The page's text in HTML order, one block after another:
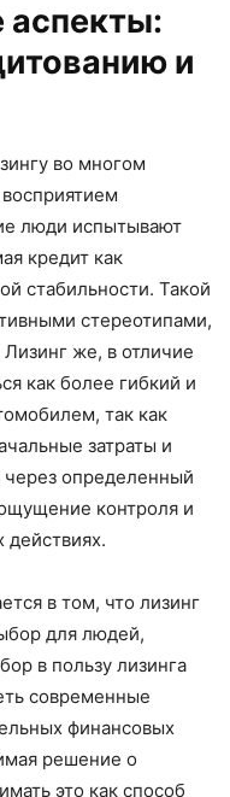
аспекты:
и
во многом
люди испытывают
кредит как
стабильности. Такой
стереотипами,
же, в отличие
как более гибкий и
так как
затраты и
определенный
контроля и
действиях.
в том, что лизинг
для людей,
в пользу лизинга
современные
финансовых
решение о
это как способ